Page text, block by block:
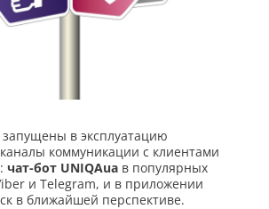
в эксплуатацию
коммуникации с клиентами
чат-бот UNIQAua в популярных
и Telegram, и в приложении
в ближайшей перспективе.